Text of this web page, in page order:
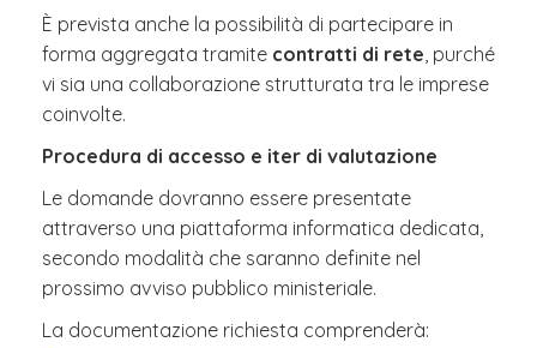
È prevista anche la possibilità di partecipare in
forma aggregata tramite contratti di rete, purché
vi sia una collaborazione strutturata tra le imprese
coinvolte.
Procedura di accesso e iter di valutazione
Le domande dovranno essere presentate
attraverso una piattaforma informatica dedicata,
secondo modalità che saranno definite nel
prossimo avviso pubblico ministeriale.
La documentazione richiesta comprenderà: